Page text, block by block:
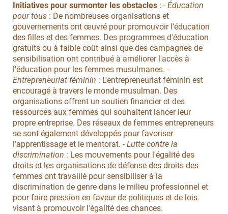
Initiatives pour surmonter les obstacles : -Éducation
pour tous : De nombreuses organisations et
gouvernements ont œuvré pour promouvoir l'éducation
des filles et des femmes. Des programmes d'éducation
gratuits ou à faible coût ainsi que des campagnes de
sensibilisation ont contribué à améliorer l'accès à
l'éducation pour les femmes musulmanes. -
Entrepreneuriat féminin : L'entrepreneuriat féminin est
encouragé à travers le monde musulman. Des
organisations offrent un soutien financier et des
ressources aux femmes qui souhaitent lancer leur
propre entreprise. Des réseaux de femmes entrepreneurs
se sont également développés pour favoriser
l'apprentissage et le mentorat. -Lutte contre la
discrimination : Les mouvements pour l'égalité des
droits et les organisations de défense des droits des
femmes ont travaillé pour sensibiliser à la
discrimination de genre dans le milieu professionnel et
pour faire pression en faveur de politiques et de lois
visant à promouvoir l'égalité des chances.